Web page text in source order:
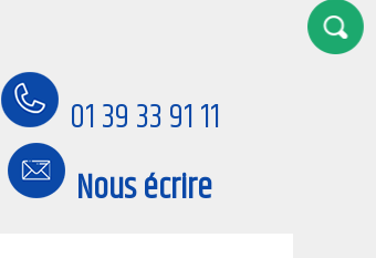
01 39 33 91 11
Nous écrire